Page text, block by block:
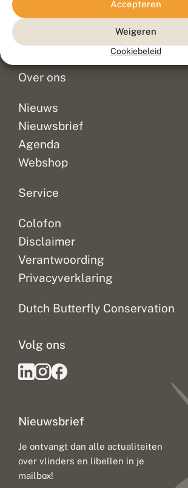
Accepteren
Weigeren
Cookiebeleid
Veelgestelde vragen
Doneer
Over ons
Nieuws
Nieuwsbrief
Agenda
Webshop
Service
Colofon
Disclaimer
Verantwoording
Privacyverklaring
Dutch Butterfly Conservation
Nieuwsbrief
Je ontvangt dan alle actualiteiten
over vlinders en libellen in je
mailbox!
Volg ons
Sitemap